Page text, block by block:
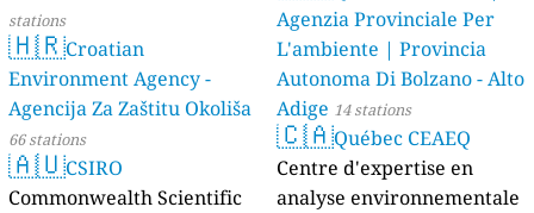
stations
🇭🇷Croatian
Environment Agency -
Agencija Za Zaštitu Okoliša
66 stations
🇦🇺CSIRO
Commonwealth Scientific
Agenzia Provinciale Per
L'ambiente | Provincia
Autonoma Di Bolzano - Alto
Adige 14 stations
🇨🇦Québec CEAEQ
Centre d'expertise en
analyse environnementale